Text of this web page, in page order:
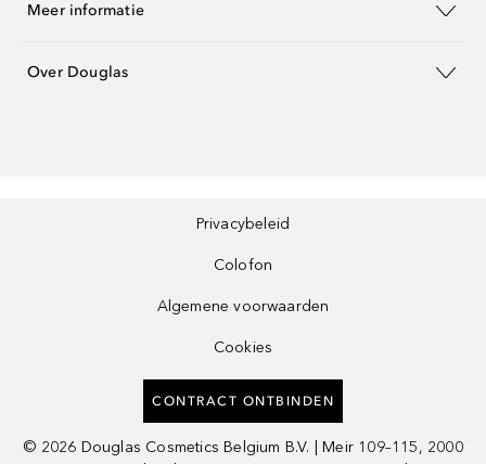
Meer informatie
Over Douglas
Privacybeleid
Colofon
Algemene voorwaarden
Cookies
CONTRACT ONTBINDEN
© 2026 Douglas Cosmetics Belgium B.V. | Meir 109–115, 2000